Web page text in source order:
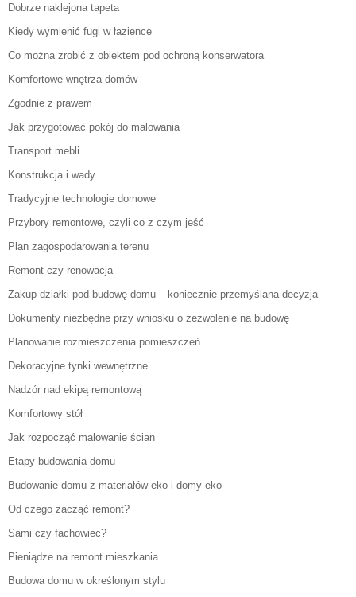
Dobrze naklejona tapeta
Kiedy wymienić fugi w łazience
Co można zrobić z obiektem pod ochroną konserwatora
Komfortowe wnętrza domów
Zgodnie z prawem
Jak przygotować pokój do malowania
Transport mebli
Konstrukcja i wady
Tradycyjne technologie domowe
Przybory remontowe, czyli co z czym jeść
Plan zagospodarowania terenu
Remont czy renowacja
Zakup działki pod budowę domu – koniecznie przemyślana decyzja
Dokumenty niezbędne przy wniosku o zezwolenie na budowę
Planowanie rozmieszczenia pomieszczeń
Dekoracyjne tynki wewnętrzne
Nadzór nad ekipą remontową
Komfortowy stół
Jak rozpocząć malowanie ścian
Etapy budowania domu
Budowanie domu z materiałów eko i domy eko
Od czego zacząć remont?
Sami czy fachowiec?
Pieniądze na remont mieszkania
Budowa domu w określonym stylu